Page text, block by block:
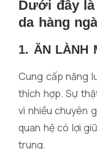
Dưới đây
da hàng
1. ĂN LÀNH
Cung cấp năng
thích hợp. Sự
vì nhiều chuyên
quan hệ có lợi
trung.